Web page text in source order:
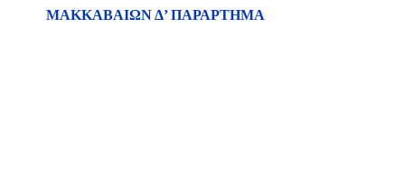
ΜΑΚΚΑΒΑΙΩΝ Δ’ ΠΑΡΑΡΤΗΜΑ